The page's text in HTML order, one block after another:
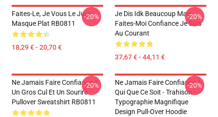
Faites-Le, Je Vous Le Jure -
Masque Plat RB0811
18,29 € - 20,70 €
-20%
Je Dis Idk Beaucoup Mais
Faites-Moi Confiance Je Suis
Au Courant
37,67 € - 44,11 €
-20%
Ne Jamais Faire Confiance À
Un Gros Cul Et Un Sourire
Pullover Sweatshirt RB0811
-20%
Ne Jamais Faire Confiance À
Qui Que Ce Soit - Trahison -
Typographie Magnifique
Design Pull-Over Hoodie
-20%